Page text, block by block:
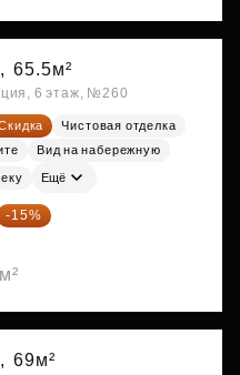
65.5м²
6 этаж, №260
Чистовая отделка
Вид на набережную
Ещё
-15%
69м²